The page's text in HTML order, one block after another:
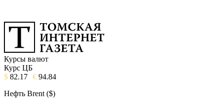
Курсы валют
Курс ЦБ
$ 82.17 € 94.84
Нефть Brent ($)